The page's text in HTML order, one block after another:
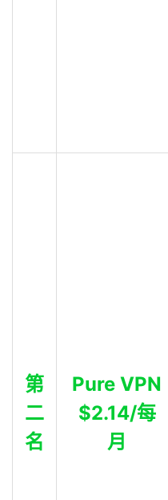
第
二
名
Pure VPN
$2.14/每
月